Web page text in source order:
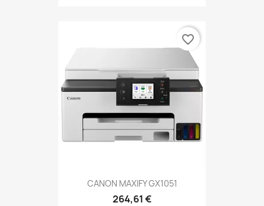
CANON MAXIFY GX1051
264,61 €
favorite_border